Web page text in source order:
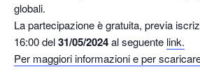
globali.
La partecipazione è gratuita, previa
16:00 del31/05/2024al seguente link.
Per maggiori informazioni e per